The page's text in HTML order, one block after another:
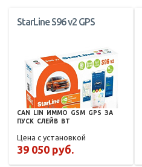
StarLine S96 v2 GPS
CAN LIN ИММО GSM GPS ЗА
ПУСК СЛЕЙВ BT
Цена с установкой
39 050 руб.